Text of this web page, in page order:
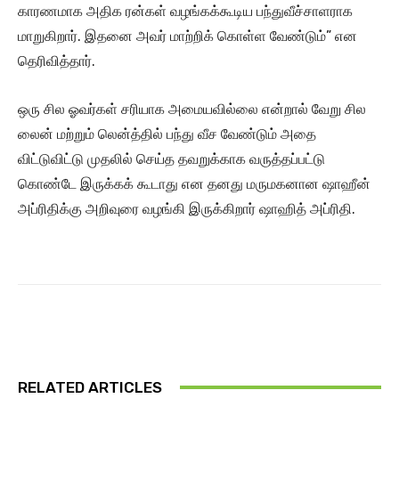
காரணமாக அதிக ரன்கள் வழங்கக்கூடிய பந்துவீச்சாளராக
மாறுகிறார். இதனை அவர் மாற்றிக் கொள்ள வேண்டும்” என
தெரிவித்தார்.
ஒரு சில ஓவர்கள் சரியாக அமையவில்லை என்றால் வேறு சில
லைன் மற்றும் லென்த்தில் பந்து வீச வேண்டும் அதை
விட்டுவிட்டு முதலில் செய்த தவறுக்காக வருத்தப்பட்டு
கொண்டே இருக்கக் கூடாது என தனது மருமகனான ஷாஹீன்
அப்ரிதிக்கு அறிவுரை வழங்கி இருக்கிறார் ஷாஹித் அப்ரிதி.
RELATED ARTICLES